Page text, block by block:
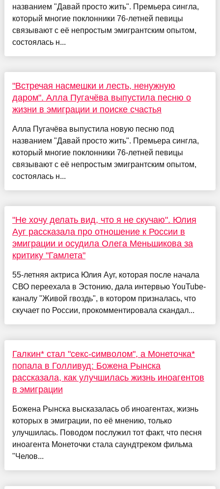
названием "Давай просто жить". Премьера сингла,
который многие поклонники 76-летней певицы
связывают с её непростым эмигрантским опытом,
состоялась н...
"Встречая насмешки и лесть, ненужную
даром". Алла Пугачёва выпустила песню о
жизни в эмиграции и поиске счастья
Алла Пугачёва выпустила новую песню под
названием "Давай просто жить". Премьера сингла,
который многие поклонники 76-летней певицы
связывают с её непростым эмигрантским опытом,
состоялась н...
"Не хочу делать вид, что я не скучаю". Юлия
Ауг рассказала про отношение к России в
эмиграции и осудила Олега Меньшикова за
критику "Гамлета"
55-летняя актриса Юлия Ауг, которая после начала
СВО переехала в Эстонию, дала интервью YouTube-
каналу "Живой гвоздь", в котором призналась, что
скучает по России, прокомментировала скандал...
Галкин* стал "секс-символом", а Монеточка*
попала в Голливуд: Божена Рынска
рассказала, как улучшилась жизнь иноагентов
в эмиграции
Божена Рынска высказалась об иноагентах, жизнь
которых в эмиграции, по её мнению, только
улучшилась. Поводом послужил тот факт, что песня
иноагента Монеточки стала саундтреком фильма
"Челов...